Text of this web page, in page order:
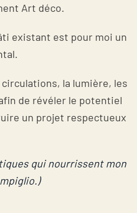
Art déco.
existant est pour moi un
circulations, la lumière, les
de révéler le potentiel
un projet respectueux
qui nourrissent mon